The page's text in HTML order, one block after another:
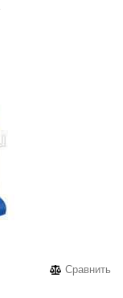
Сравнить